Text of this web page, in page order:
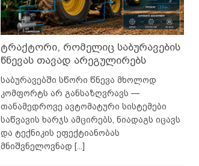
ტრაქტორი, რომელიც საბურავების
წნევას თავად არეგულირებს
საბურავებში სწორი წნევა მხოლოდ
კომფორტს არ განსაზღვრავს —
თანამედროვე ავტომატური სისტემები
საწვავის ხარჯს ამცირებს, ნიადაგს იცავს
და ტექნიკის ეფექტიანობას
მნიშვნელოვნად [...]